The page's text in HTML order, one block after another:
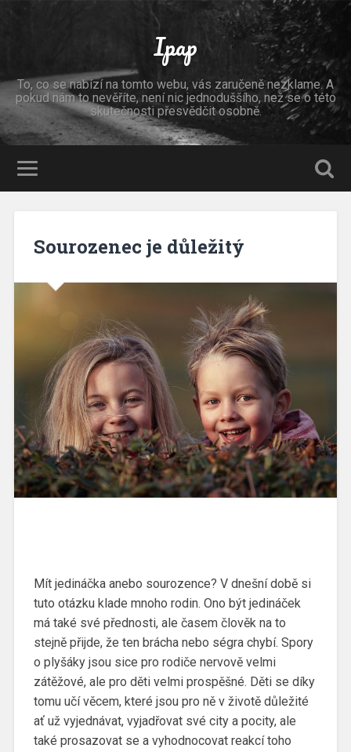
Ipap
To, co se nabízí na tomto webu, vás zaručeně nezklame. A
pokud nám to nevěříte, není nic jednoduššího, než se o této
skutečnosti přesvědčit osobně.
Sourozenec je důležitý
Mít jedináčka anebo sourozence? V dnešní době si
tuto otázku klade mnoho rodin. Ono být jedináček
má také své přednosti, ale časem člověk na to
stejně přijde, že ten brácha nebo ségra chybí. Spory
o plyšáky jsou sice pro rodiče nervově velmi
zátěžové, ale pro děti velmi prospěšné. Děti se díky
tomu učí věcem, které jsou pro ně v životě důležité
ať už vyjednávat, vyjadřovat své city a pocity, ale
také prosazovat se a vyhodnocovat reakcí toho